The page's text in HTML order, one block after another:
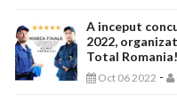
A inceput
2022,
Total Romania!
Oct 06 2022 -